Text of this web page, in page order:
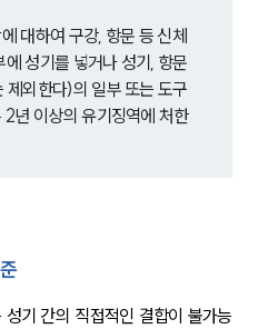
성기를 넣거나 성기, 항문
제외한다)의 일부 또는 도구
년 이상의 유기징역에 처한
기 간의 직접적인 결합이 불가능